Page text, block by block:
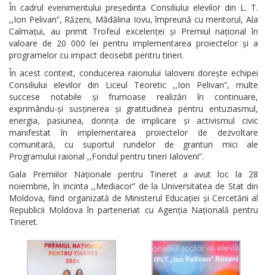
În cadrul evenimentului președinta Consiliului elevilor din L. T.
,,Ion Pelivan”, Răzeni, Mădălina Iovu, împreună cu mentorul, Ala
Calmațui, au primit Trofeul excelenței și Premiul național în
valoare de 20 000 lei pentru implementarea proiectelor și a
programelor cu impact deosebit pentru tineri.
În acest context, conducerea raionului Ialoveni dorește echipei
Consiliului elevilor din Liceul Teoretic ,,Ion Pelivan”, multe
succese notabile și frumoase realizări în continuare,
exprimându-și susținerea și gratitudinea pentru entuziasmul,
energia, pasiunea, dorința de implicare și activismul civic
manifestat în implementarea proiectelor de dezvoltare
comunitară, cu suportul rundelor de granturi mici ale
Programului raional ,,Fondul pentru tineri Ialoveni”.
Gala Premiilor Naționale pentru Tineret a avut loc la 28
noiembrie, în incinta ,,Mediacor” de la Universitatea de Stat din
Moldova, fiind organizată de Ministerul Educației și Cercetării al
Republicii Moldova în parteneriat cu Agenția Națională pentru
Tineret.